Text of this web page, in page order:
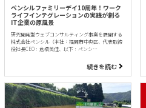
ペンシルファミリーデイ10周年！ワーク
ライフインテグレーションの実践が創る
IT企業の原風景
研究開発型ウェブコンサルティング事業を展開する
株式会社ペンシル（本社：福岡市中央区、代表取締
役社長CEO：倉橋美佳、以下：ペンシ…
続きを読む